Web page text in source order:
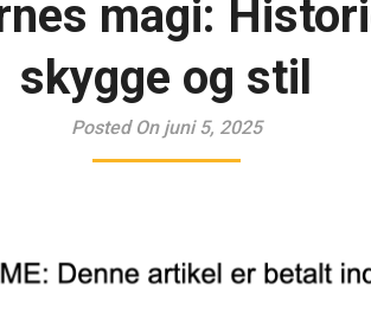
magi:
skygge og stil
Posted On juni 5, 2025